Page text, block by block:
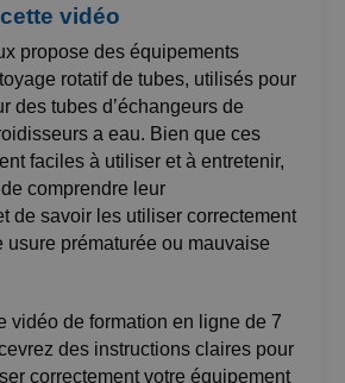
vidéo
propose des équipements
rotatif de tubes, utilisés pour
des tubes d’échangeurs de
a eau. Bien que ces
faciles à utiliser et à entretenir,
comprendre leur
de savoir les utiliser correctement
usure prématurée ou mauvaise
vidéo de formation en ligne de 7
des instructions claires pour
correctement votre équipement